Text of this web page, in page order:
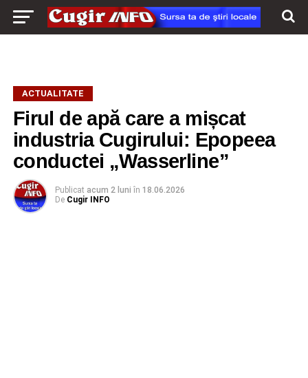
ACTUALITATE
Firul de apă care a mișcat
industria Cugirului: Epopeea
conductei „Wasserline”
Publicat acum 2 luni în 18.06.2026
De Cugir INFO